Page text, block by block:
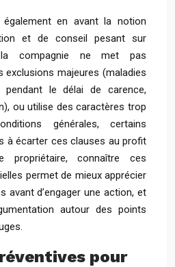
en avant la notion
et de conseil pesant sur
la compagnie ne met pas
exclusions majeures (maladies
pendant le délai de carence,
ou utilise des caractères trop
générales, certains
à écarter ces clauses au profit
propriétaire, connaître ces
permet de mieux apprécier
avant d’engager une action, et
autour des points
pour